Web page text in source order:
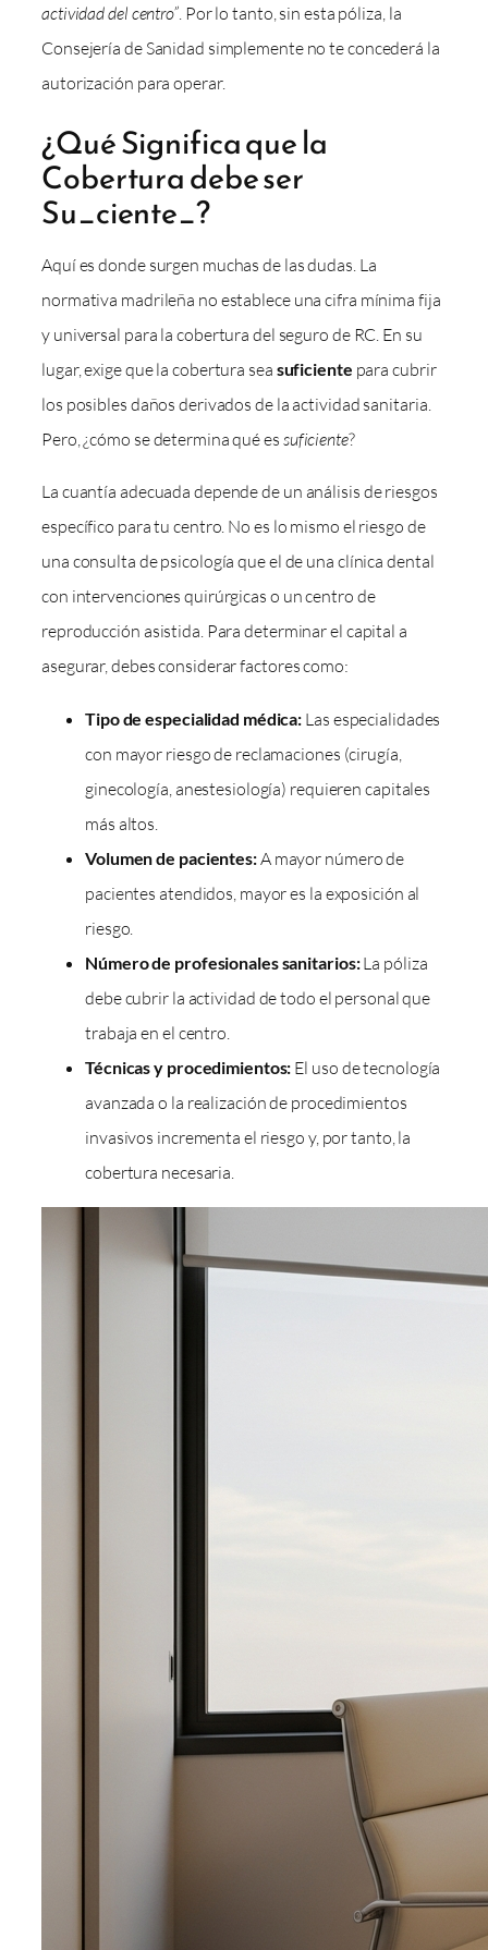
actividad del centro”. Por lo tanto, sin esta póliza, la
Consejería de Sanidad simplemente no te concederá la
autorización para operar.
¿Qué Significa que la
Cobertura debe ser
Su_ciente_?
Aquí es donde surgen muchas de las dudas. La
normativa madrileña no establece una cifra mínima fija
y universal para la cobertura del seguro de RC. En su
lugar, exige que la cobertura sea suficiente para cubrir
los posibles daños derivados de la actividad sanitaria.
Pero, ¿cómo se determina qué es suficiente?
La cuantía adecuada depende de un análisis de riesgos
específico para tu centro. No es lo mismo el riesgo de
una consulta de psicología que el de una clínica dental
con intervenciones quirúrgicas o un centro de
reproducción asistida. Para determinar el capital a
asegurar, debes considerar factores como:
Tipo de especialidad médica: Las especialidades
con mayor riesgo de reclamaciones (cirugía,
ginecología, anestesiología) requieren capitales
más altos.
Volumen de pacientes:A mayor número de
pacientes atendidos, mayor es la exposición al
riesgo.
Número de profesionales sanitarios:La póliza
debe cubrir la actividad de todo el personal que
trabaja en el centro.
Técnicas y procedimientos: El uso de tecnología
avanzada o la realización de procedimientos
invasivos incrementa el riesgo y, por tanto, la
cobertura necesaria.